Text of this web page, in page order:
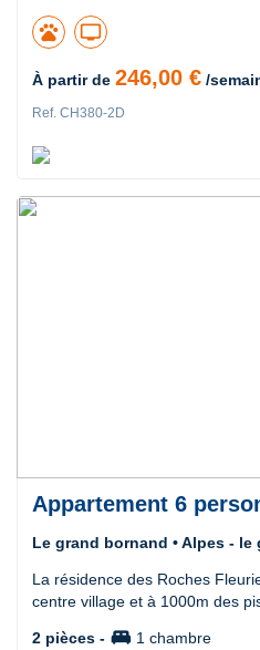
pets tv
À partir de 246,00 € /
Ref. CH380-2D
Appartement 6
Le grand bornand • Alpes - le
La résidence des Roches
centre village et à 1000m des
2 pièces - king_bed 1 chambre